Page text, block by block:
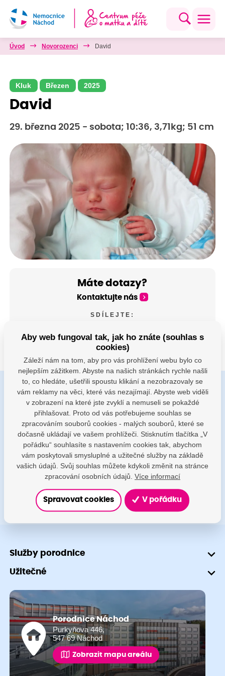
Úvod Novorozenci David
Kluk Březen 2025
David
29. března 2025 - sobota; 10:36, 3,71kg; 51 cm
Máte dotazy?
Kontaktujte nás
SDÍLEJTE:
Buďte s námi v kontaktu
Jsme k dispozici pokud potřebujete pomoci
porodnice@nemocnicenachod.cz
+420 491 601 745
Služby porodnice
Užitečné
Porodnice Náchod
Purkyňova 446,
547 69 Náchod
Zobrazit mapu areálu
Aby web fungoval tak, jak ho znáte (souhlas s
cookies)
Záleží nám na tom, aby pro vás prohlížení webu bylo co
nejlepším zážitkem. Abyste na našich stránkách rychle našli
to, co hledáte, ušetřili spoustu klikání a nezobrazovaly se
vám reklamy na věci, které vás nezajímají. Abyste web viděli
v zobrazení na které jste zvyklí a nemuseli se pokaždé
přihlašovat. Proto od vás potřebujeme souhlas se
zpracováním souborů cookies - malých souborů, které se
dočasně ukládají ve vašem prohlížeči. Stisknutím tlačítka „V
pořádku“ souhlasíte s nastavením cookies tak, abychom
vám poskytovali smysluplné a užitečné služby na základě
vašich údajů. Svůj souhlas můžete kdykoli změnit na stránce
zpracování osobních údajů. Více informací
Spravovat cookies V pořádku